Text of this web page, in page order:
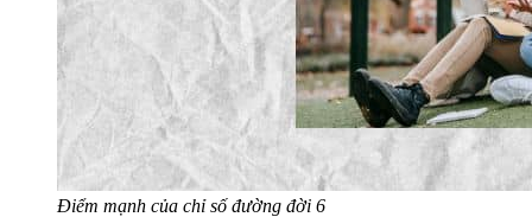
Điểm mạnh của chỉ số đường đời 6